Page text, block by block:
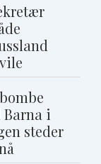
i
steder